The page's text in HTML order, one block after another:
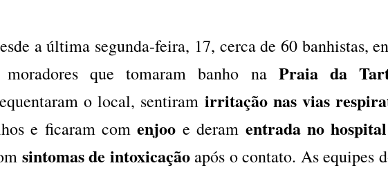
a última segunda-feira, 17, cerca de 60 banhistas,
que tomaram banho na Praia da
o local, sentiram irritação nas vias
e ficaram comenjoo e deram entrada no hospital
sintomas de intoxicaçãoapós o contato. As equipes